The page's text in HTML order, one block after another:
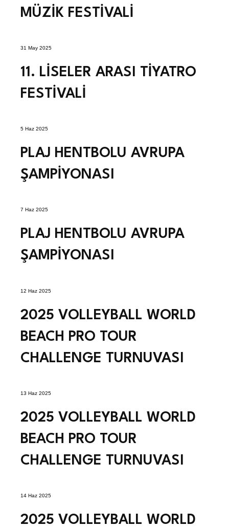
MÜZİK FESTİVALİ
31 May 2025
11. LİSELER ARASI TİYATRO
FESTİVALİ
5 Haz 2025
PLAJ HENTBOLU AVRUPA
ŞAMPİYONASI
7 Haz 2025
PLAJ HENTBOLU AVRUPA
ŞAMPİYONASI
12 Haz 2025
2025 VOLLEYBALL WORLD
BEACH PRO TOUR
CHALLENGE TURNUVASI
13 Haz 2025
2025 VOLLEYBALL WORLD
BEACH PRO TOUR
CHALLENGE TURNUVASI
14 Haz 2025
2025 VOLLEYBALL WORLD